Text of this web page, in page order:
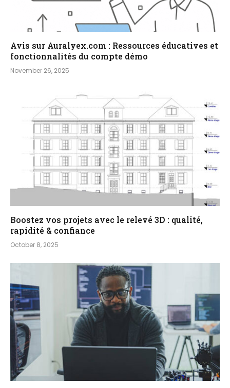
Avis sur Auralyex.com : Ressources éducatives et
fonctionnalités du compte démo
November 26, 2025
Boostez vos projets avec le relevé 3D : qualité,
rapidité & confiance
October 8, 2025